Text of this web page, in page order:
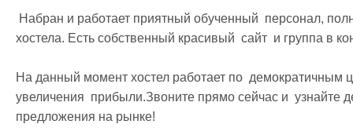
хостела. Есть собственный красивый  сайт  и группа в
На данный момент хостел работает по  демократичным
увеличения  прибыли.Звоните прямо сейчас и
предложения на рынке!